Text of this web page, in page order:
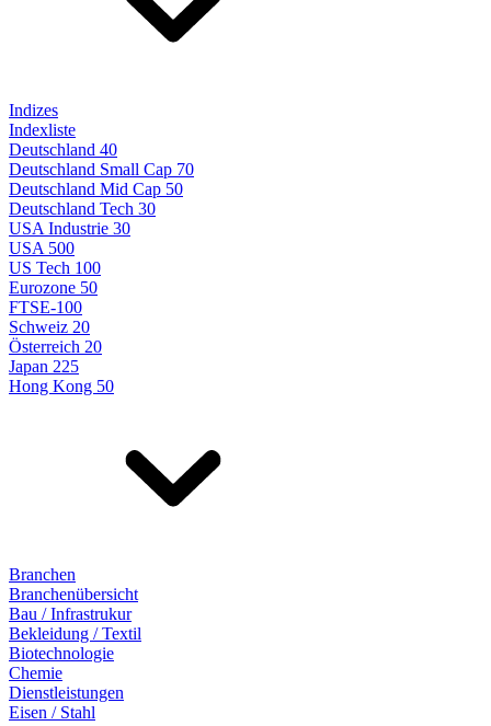
Indizes
Indexliste
Deutschland 40
Deutschland Small Cap 70
Deutschland Mid Cap 50
Deutschland Tech 30
USA Industrie 30
USA 500
US Tech 100
Eurozone 50
FTSE-100
Schweiz 20
Österreich 20
Japan 225
Hong Kong 50
Branchen
Branchenübersicht
Bau / Infrastrukur
Bekleidung / Textil
Biotechnologie
Chemie
Dienstleistungen
Eisen / Stahl